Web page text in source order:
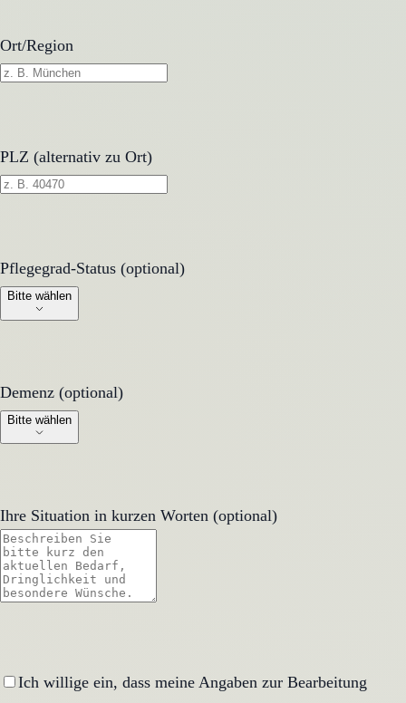
Ort/Region
PLZ (alternativ zu Ort)
Pflegegrad-Status (optional)
Pflegegrad-Status (optional)
Bitte wählen
Demenz (optional)
Demenz (optional)
Bitte wählen
Ihre Situation in kurzen Worten (optional)
Ich willige ein, dass meine Angaben zur Bearbeitung